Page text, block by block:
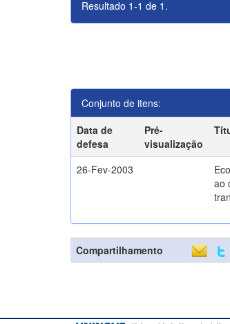
Resultado 1-1 de 1.
Conjunto de itens:
Data de
defesa
Pré-
visualização
26-Fev-2003
ao
Compartilhamento